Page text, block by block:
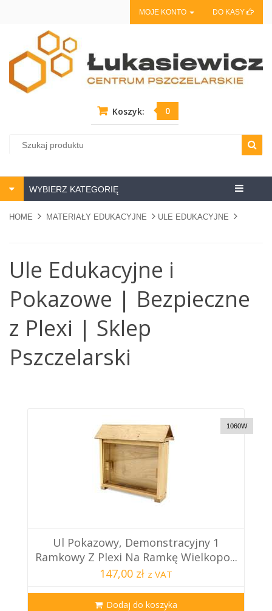
MOJE KONTO DO KASY
Koszyk: 0
Centrum
WYBIERZ KATEGORIĘ
HOME MATERIAŁY EDUKACYJNE ULE EDUKACYJNE
Ule Edukacyjne i
Pokazowe | Bezpieczne
z Plexi | Sklep
Pszczelarski
1060W
Ul Pokazowy, Demonstracyjny 1
Ramkowy Z Plexi Na Ramkę Wielkopo...
147,00 zł z VAT
Dodaj do koszyka